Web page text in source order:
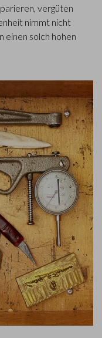
vergüten
nimmt nicht
einen solch hohen